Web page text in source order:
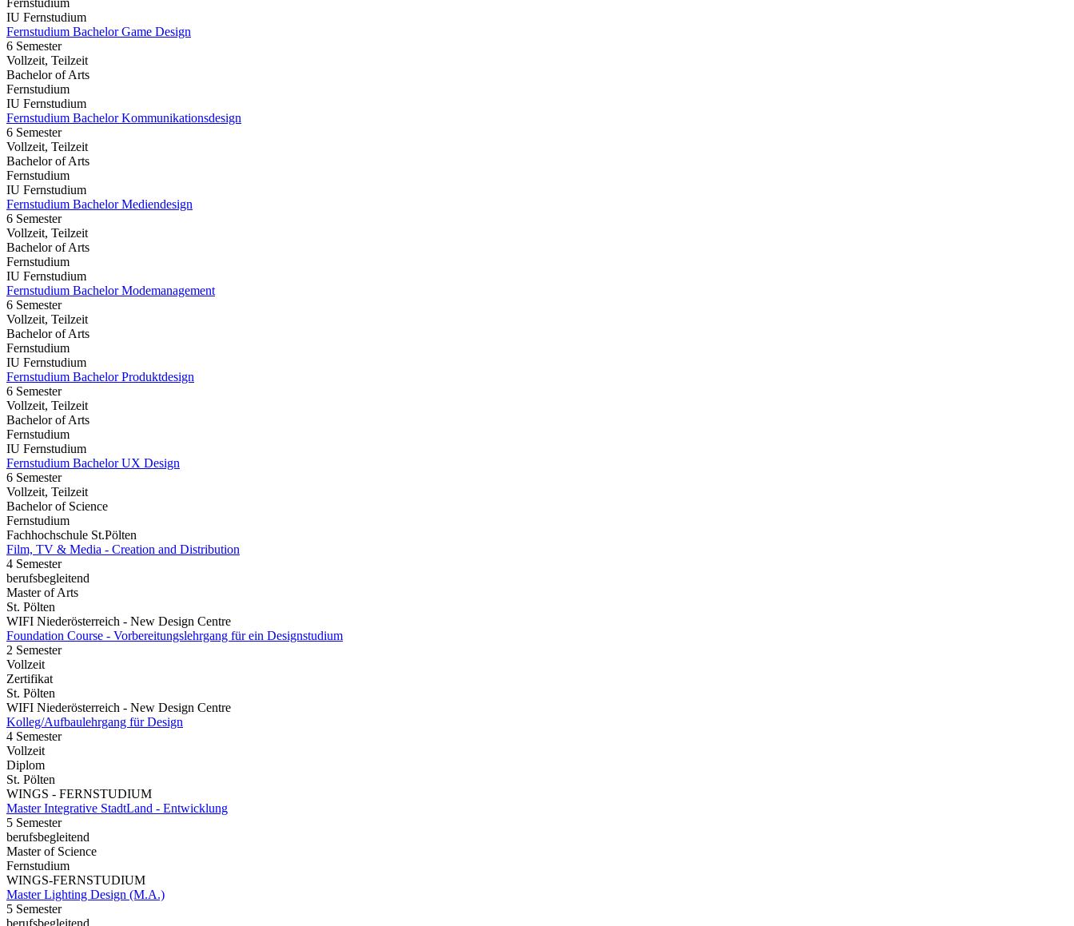
Fernstudium
IU Fernstudium
Fernstudium Bachelor Game Design
6 Semester
Vollzeit, Teilzeit
Bachelor of Arts
Fernstudium
IU Fernstudium
Fernstudium Bachelor Kommunikationsdesign
6 Semester
Vollzeit, Teilzeit
Bachelor of Arts
Fernstudium
IU Fernstudium
Fernstudium Bachelor Mediendesign
6 Semester
Vollzeit, Teilzeit
Bachelor of Arts
Fernstudium
IU Fernstudium
Fernstudium Bachelor Modemanagement
6 Semester
Vollzeit, Teilzeit
Bachelor of Arts
Fernstudium
IU Fernstudium
Fernstudium Bachelor Produktdesign
6 Semester
Vollzeit, Teilzeit
Bachelor of Arts
Fernstudium
IU Fernstudium
Fernstudium Bachelor UX Design
6 Semester
Vollzeit, Teilzeit
Bachelor of Science
Fernstudium
Fachhochschule St.Pölten
Film, TV & Media - Creation and Distribution
4 Semester
berufsbegleitend
Master of Arts
St. Pölten
WIFI Niederösterreich - New Design Centre
Foundation Course - Vorbereitungslehrgang für ein Designstudium
2 Semester
Vollzeit
Zertifikat
St. Pölten
WIFI Niederösterreich - New Design Centre
Kolleg/Aufbaulehrgang für Design
4 Semester
Vollzeit
Diplom
St. Pölten
WINGS - FERNSTUDIUM
Master Integrative StadtLand - Entwicklung
5 Semester
berufsbegleitend
Master of Science
Fernstudium
WINGS-FERNSTUDIUM
Master Lighting Design (M.A.)
5 Semester